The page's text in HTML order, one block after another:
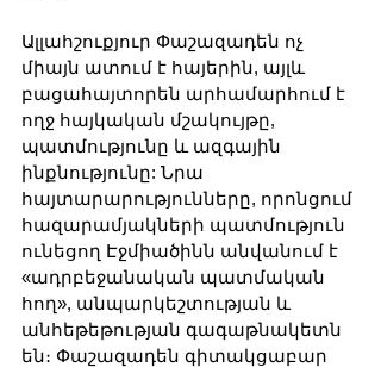
Ալլահշուքյուր Փաշազադեն ոչ
միայն ատում է հայերին, այլև
բացահայտորեն արհամարհում է
ողջ հայկական մշակույթը,
պատմությունը և ազգային
ինքնությունը: Նրա
հայտարարությունները, որոնցում
հազարամյակների պատմություն
ունեցող Էջմիածինն անվանում է
«ադրբեջանական պատմական
հող», անպարկեշտության և
անհեթեթության գագաթնակետն
են։ Փաշազադեն գիտակցաբար